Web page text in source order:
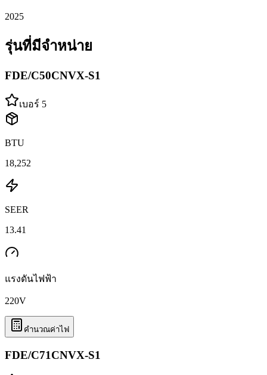
2025
รุ่นที่มีจำหน่าย
FDE/C50CNVX-S1
เบอร์ 5
BTU
18,252
SEER
13.41
แรงดันไฟฟ้า
220V
คำนวณค่าไฟ
FDE/C71CNVX-S1